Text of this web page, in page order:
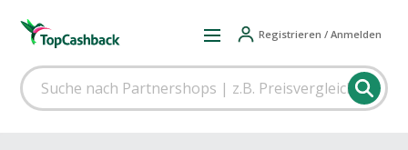
Registrieren / Anmelden